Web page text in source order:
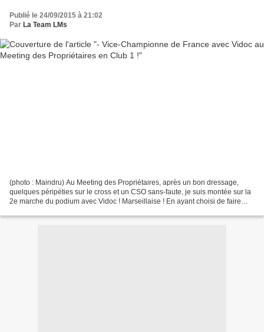
Publié le 24/09/2015 à 21:02
Par La Team LMs
(photo : Maindru) Au Meeting des Propriétaires, après un bon dressage,
quelques péripéties sur le cross et un CSO sans-faute, je suis montée sur la
2e marche du podium avec Vidoc ! Marseillaise ! En ayant choisi de faire